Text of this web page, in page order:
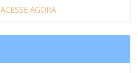
ACESSE AGORA